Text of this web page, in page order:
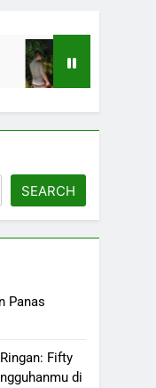
Geger Pria 51
4 Months Ago
SEARCH
Panas
Fifty
di